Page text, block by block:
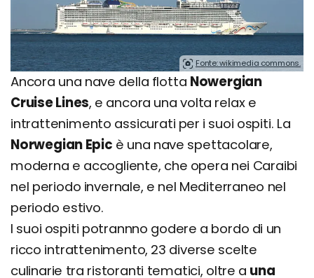
Fonte: wikimedia commons.
Ancora una nave della flotta Nowergian
Cruise Lines, e ancora una volta relax e
intrattenimento assicurati per i suoi ospiti. La
Norwegian Epic è una nave spettacolare,
moderna e accogliente, che opera nei Caraibi
nel periodo invernale, e nel Mediterraneo nel
periodo estivo.
I suoi ospiti potrannno godere a bordo di un
ricco intrattenimento, 23 diverse scelte
culinarie tra ristoranti tematici, oltre a una